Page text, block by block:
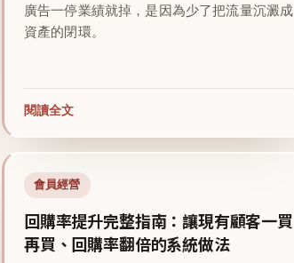
廣告一停業績就掉，是因為少了把流量沉澱成
資產的閉環。
閱讀全文
會員經營
回購率提升完整指南：讓現有顧客一買
再買、回購率翻倍的系統做法